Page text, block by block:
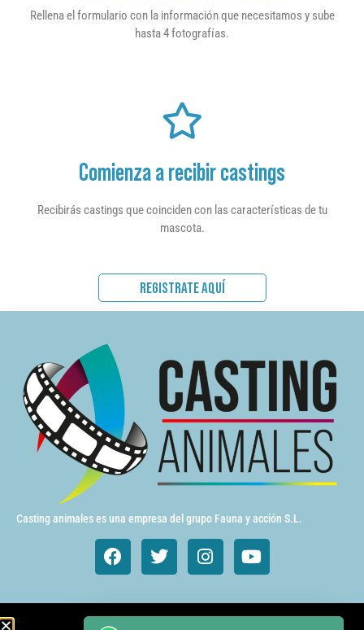
Rellena el formulario con la información que necesitamos y sube
hasta 4 fotografías.
Comienza a recibir castings
Recibirás castings que coinciden con las características de tu
mascota.
REGISTRATE AQUÍ
Casting animales es una empresa del grupo Fauna y acción S.L.